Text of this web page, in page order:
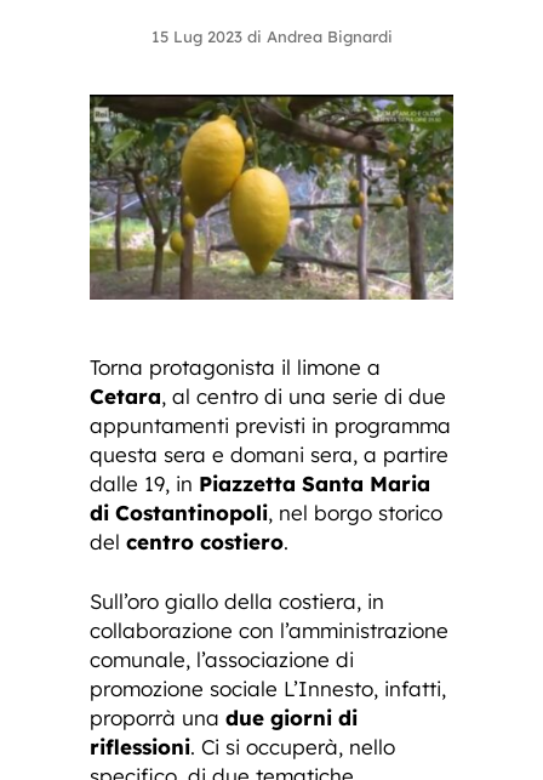
15 Lug 2023 di Andrea Bignardi
Torna protagonista il limone a
Cetara, al centro di una serie di due
appuntamenti previsti in programma
questa sera e domani sera, a partire
dalle 19, in Piazzetta Santa Maria
di Costantinopoli, nel borgo storico
del centro costiero.
Sull’oro giallo della costiera, in
collaborazione con l’amministrazione
comunale, l’associazione di
promozione sociale L’Innesto, infatti,
proporrà una due giorni di
riflessioni. Ci si occuperà, nello